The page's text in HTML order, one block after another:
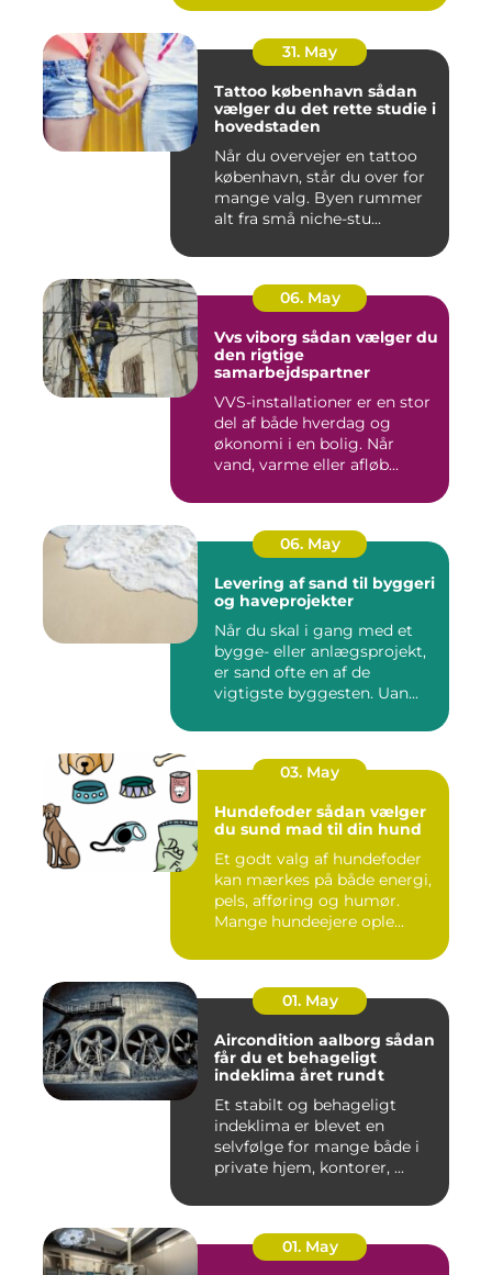
31. May
Tattoo københavn sådan
vælger du det rette studie i
hovedstaden
Når du overvejer en tattoo
københavn, står du over for
mange valg. Byen rummer
alt fra små niche-stu...
06. May
Vvs viborg sådan vælger du
den rigtige
samarbejdspartner
VVS-installationer er en stor
del af både hverdag og
økonomi i en bolig. Når
vand, varme eller afløb...
06. May
Levering af sand til byggeri
og haveprojekter
Når du skal i gang med et
bygge- eller anlægsprojekt,
er sand ofte en af de
vigtigste byggesten. Uan...
03. May
Hundefoder sådan vælger
du sund mad til din hund
Et godt valg af hundefoder
kan mærkes på både energi,
pels, afføring og humør.
Mange hundeejere ople...
01. May
Aircondition aalborg sådan
får du et behageligt
indeklima året rundt
Et stabilt og behageligt
indeklima er blevet en
selvfølge for mange både i
private hjem, kontorer, ...
01. May